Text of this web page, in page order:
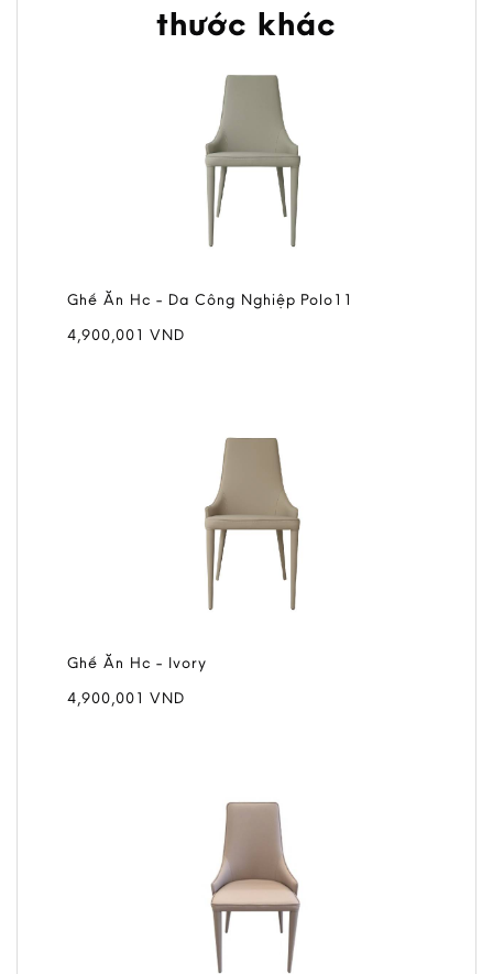
thước khác
Ghế Ăn Hc - Da Công Nghiệp Polo11
4,900,001VND
Ghế Ăn Hc - Ivory
4,900,001VND